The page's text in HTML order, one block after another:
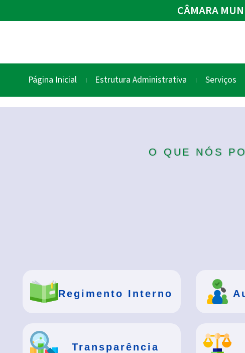
CÂMARA
Página Inicial Estrutura Administrativa Serviços
O QUE NÓS
Regimento Interno
Transparência